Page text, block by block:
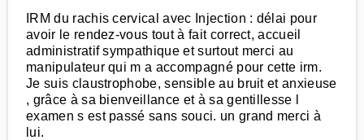
IRM du rachis cervical avec Injection : délai pour
avoir le rendez-vous tout à fait correct, accueil
administratif sympathique et surtout merci au
manipulateur qui m a accompagné pour cette irm.
Je suis claustrophobe, sensible au bruit et anxieuse
, grâce à sa bienveillance et à sa gentillesse l
examen s est passé sans souci. un grand merci à
lui.